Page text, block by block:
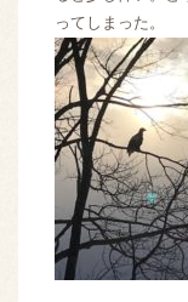
ってしまった。